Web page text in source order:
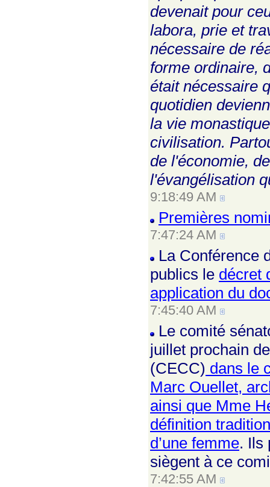
devenait pour
labora, prie et
nécessaire de
forme ordinaire,
était nécessaire
quotidien
la vie
civilisation.
de l'économie,
l'évangélisation
9:18:49 AM
Premières
7:47:24 AM
La Conférence
publics le décret
application du
7:45:40 AM
Le comité
juillet prochain
(CECC) dans le
Marc Ouellet,
ainsi que Mme
définition
d’une femme. Ils
siègent à ce
7:42:55 AM